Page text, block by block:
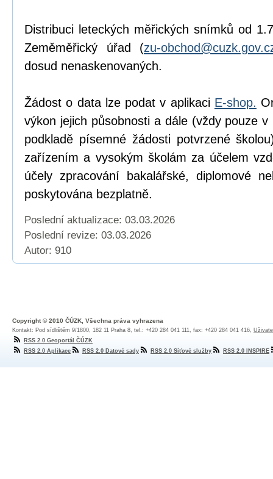
Distribuci leteckých měřických snímků od
Zeměměřický úřad (zu-
dosud nenaskenovaných.
Žádost o data lze podat v aplikaci E-shop.
výkon jejich působnosti a dále (vždy pouze
podkladě písemné žádosti potvrzené
zařízením a vysokým školám za účelem
účely zpracování bakalářské, diplomové
poskytována bezplatně.
Poslední aktualizace: 03.03.2026
Poslední revize: 03.03.2026
Autor: 910
Copyright © 2010 ČÚZK, Všechna práva vyhrazena
Kontakt: Pod sídlištěm 9/1800, 182 11 Praha 8, tel.: +420 284 041 111, fax: +420 284 041 416,
RSS 2.0 Geoportál ČÚZK
RSS 2.0 Aplikace
RSS 2.0 Datové sady RSS 2.0 Síťové služby RSS 2.0 INSPIRE